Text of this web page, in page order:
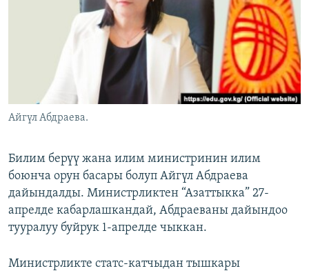
ЫҢГАЙСЫЗ СУРООЛОР
ЭЕ/АРнун бардык сайттары
Айгүл Абдраева.
Билим берүү жана илим министринин илим
боюнча орун басары болуп Айгүл Абдраева
дайындалды. Министрликтен “Азаттыкка” 27-
апрелде кабарлашкандай, Абдраеваны дайындоо
тууралуу буйрук 1-апрелде чыккан.
Министрликте статс-катчыдан тышкары